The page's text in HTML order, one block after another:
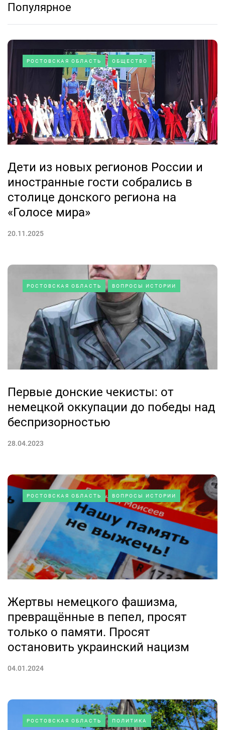
Популярное
РОСТОВСКАЯ ОБЛАСТЬ ОБЩЕСТВО
Дети из новых регионов России и
иностранные гости собрались в
столице донского региона на
«Голосе мира»
20.11.2025
РОСТОВСКАЯ ОБЛАСТЬ ВОПРОСЫ ИСТОРИИ
Первые донские чекисты: от
немецкой оккупации до победы над
беспризорностью
28.04.2023
РОСТОВСКАЯ ОБЛАСТЬ ВОПРОСЫ ИСТОРИИ
Жертвы немецкого фашизма,
превращённые в пепел, просят
только о памяти. Просят
остановить украинский нацизм
04.01.2024
РОСТОВСКАЯ ОБЛАСТЬ ПОЛИТИКА